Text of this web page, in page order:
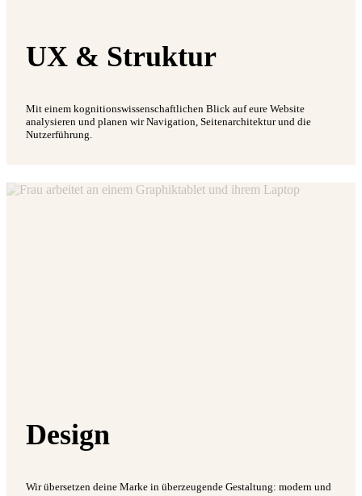
UX & Struktur
Mit einem kognitionswissenschaftlichen Blick auf eure Website
analysieren und planen wir Navigation, Seitenarchitektur und die
Nutzerführung.
Design
Wir übersetzen deine Marke in überzeugende Gestaltung: modern und